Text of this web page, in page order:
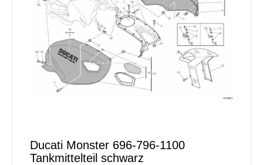
Ducati Monster 696-796-1100
Tankmittelteil schwarz